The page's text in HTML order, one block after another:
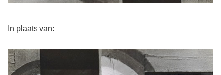
In plaats van: